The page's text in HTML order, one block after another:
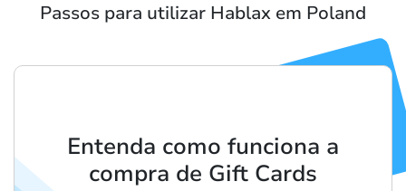
Passos para utilizar Hablax em Poland
Entenda como funciona a
compra de Gift Cards